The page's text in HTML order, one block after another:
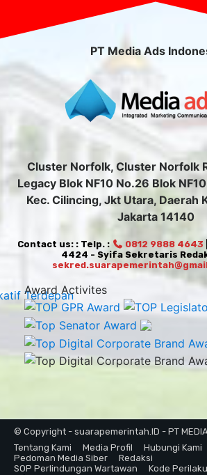
PT Media Ads
Cluster Norfolk, Cluster Norfolk
Legacy Blok NF10 No.26 Blok
Kec. Cilincing, Jkt Utara, Daerah
Jakarta 14140
Contact us: : Telp. : 0812 9888 4643
4424 - Syifa Sekretaris
Award Activites
© Copyright - suarapemerintah.ID - PT MEDIA
Tentang Kami
Media Profil
Hubungi Kami
Pedoman Media Siber
Redaksi
SOP Perlindungan Wartawan
Kode